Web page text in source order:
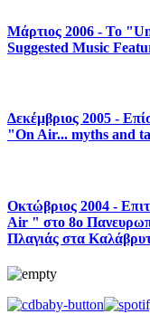
Μάρτιος 2006 - To
Suggested Music
Δεκέμβριος 2005 -
"On Air... myths and
Οκτώβριος 2004 -
Air " στο 8ο
Πλαγιάς στα